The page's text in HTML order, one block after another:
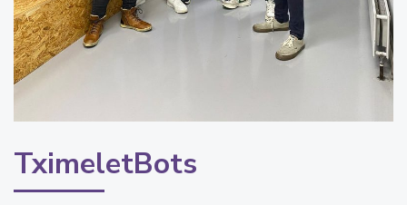
TximeletBots